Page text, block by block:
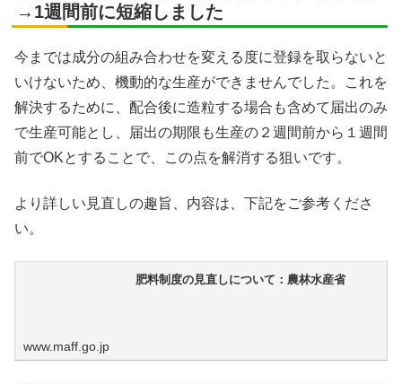
→1週間前に短縮しました
今までは成分の組み合わせを変える度に登録を取らないと
いけないため、機動的な生産ができませんでした。これを
解決するために、配合後に造粒する場合も含めて届出のみ
で生産可能とし、届出の期限も生産の２週間前から１週間
前でOKとすることで、この点を解消する狙いです。
より詳しい見直しの趣旨、内容は、下記をご参考くださ
い。
肥料制度の見直しについて：農林水産省
www.maff.go.jp